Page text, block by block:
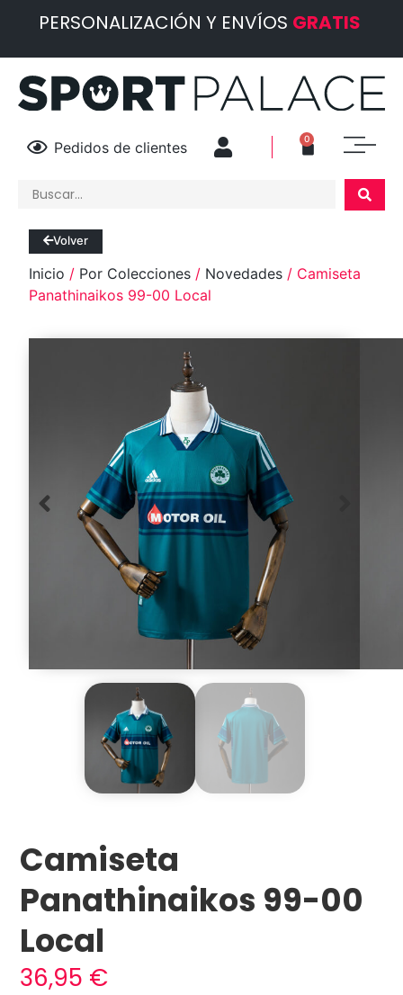
PERSONALIZACIÓN Y ENVÍOS GRATIS
Pedidos de clientes 0
Camiseta
Panathinaikos 99-00
Local
36,95 €
Volver
Inicio / Por Colecciones / Novedades / Camiseta
Panathinaikos 99-00 Local